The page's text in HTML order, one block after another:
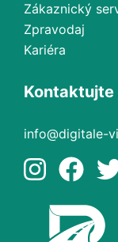
Zákaznický
Zpravodaj
Kariéra
info@digitale-